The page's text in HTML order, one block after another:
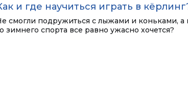
и где научиться играть в
смогли подружиться с лыжами и коньками, а
зимнего спорта все равно ужасно хочется?